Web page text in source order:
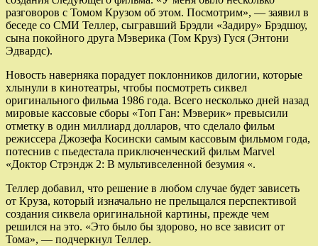
разговоров с Томом Крузом об этом. Посмотрим», — заявил в
беседе со СМИ Теллер, сыгравший Брэдли «Задиру» Брэдшоу,
сына покойного друга Мэверика (Том Круз) Гуся (Энтони
Эдвардс).
Новость наверняка порадует поклонников дилогии, которые
хлынули в кинотеатры, чтобы посмотреть сиквел
оригинального фильма 1986 года. Всего несколько дней назад
мировые кассовые сборы «Топ Ган: Мэверик» превысили
отметку в один миллиард долларов, что сделало фильм
режиссера Джозефа Косински самым кассовым фильмом года,
потеснив с пьедестала приключенческий фильм Marvel
«Доктор Стрэндж 2: В мультивселенной безумия «.
Теллер добавил, что решение в любом случае будет зависеть
от Круза, который изначально не прельщался перспективой
создания сиквела оригинальной картины, прежде чем
решился на это. «Это было бы здорово, но все зависит от
Тома», — подчеркнул Теллер.